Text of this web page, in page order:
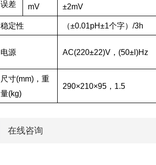
误差
mV ±2mV
稳定性 （±0.01pH±1个字）/3h
电源 AC(220±22)V，(50±l)Hz
尺寸(mm)，重
量(kg)
290×210×95，1.5
在线咨询